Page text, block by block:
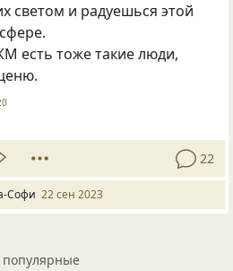
светом и радуешься этой
есть тоже такие люди,
22
Софи 22 сен 2023
популярные